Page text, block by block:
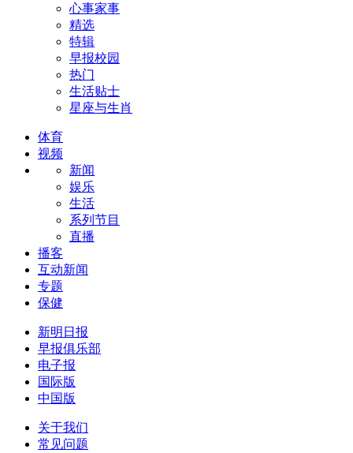
心事家事
精选
特辑
早报校园
热门
生活贴士
星座与生肖
体育
视频
新闻
娱乐
生活
系列节目
直播
播客
互动新闻
专题
保健
新明日报
早报俱乐部
电子报
国际版
中国版
关于我们
常见问题